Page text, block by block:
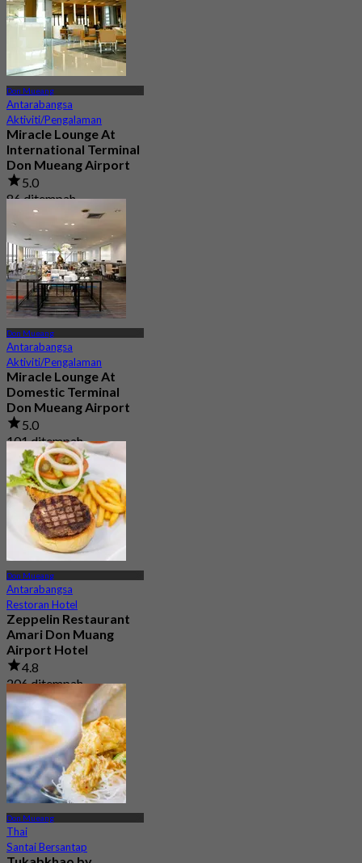
Don Mueang
Antarabangsa
Aktiviti/Pengalaman
Miracle Lounge At
International Terminal
Don Mueang Airport
5.0
86 ditempah
฿ 960
Don Mueang
Antarabangsa
Aktiviti/Pengalaman
Miracle Lounge At
Domestic Terminal
Don Mueang Airport
5.0
101 ditempah
Dari฿ 960
Don Mueang
Antarabangsa
Restoran Hotel
Zeppelin Restaurant
Amari Don Muang
Airport Hotel
4.8
206 ditempah
Dari฿ 395
Don Mueang
Thai
Santai Bersantap